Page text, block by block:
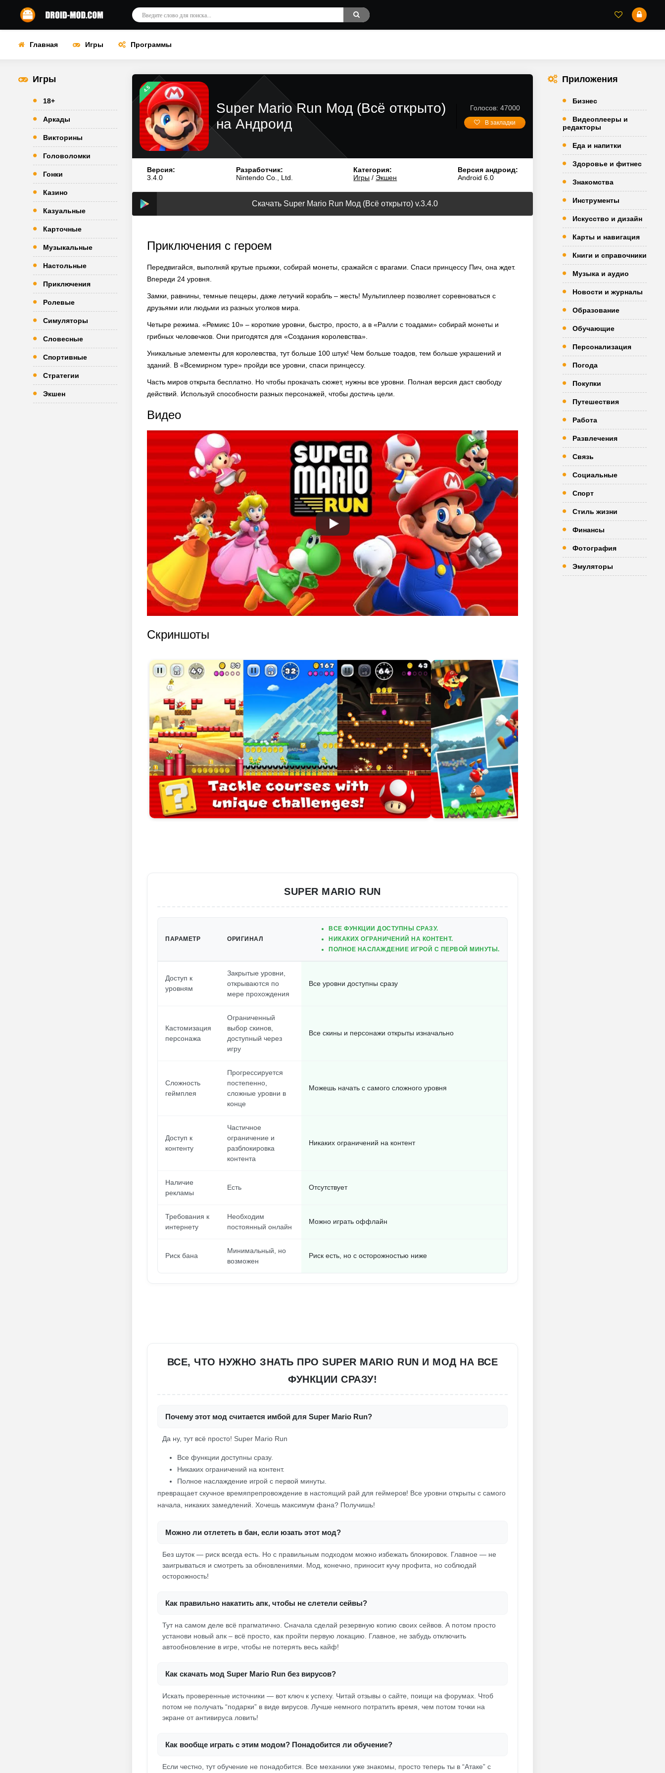
Главная Игры Программы
Игры
18+
Аркады
Викторины
Головоломки
Гонки
Казино
Казуальные
Карточные
Музыкальные
Настольные
Приключения
Ролевые
Симуляторы
Словесные
Спортивные
Стратегии
Экшен
4.5
Super Mario Run Мод (Всё открыто)
на Андроид
Голосов: 47000
В закладки
Версия:
3.4.0
Разработчик:
Nintendo Co., Ltd.
Категория:
Игры / Экшен
Версия андроид:
Android 6.0
Скачать Super Mario Run Мод (Всё открыто) v.3.4.0
Приключения с героем
Передвигайся, выполняй крутые прыжки, собирай монеты, сражайся с врагами. Спаси принцессу Пич, она ждет.
Впереди 24 уровня.
Замки, равнины, темные пещеры, даже летучий корабль – жесть! Мультиплеер позволяет соревноваться с
друзьями или людьми из разных уголков мира.
Четыре режима. «Ремикс 10» – короткие уровни, быстро, просто, а в «Ралли с тоадами» собирай монеты и
грибных человечков. Они пригодятся для «Создания королевства».
Уникальные элементы для королевства, тут больше 100 штук! Чем больше тоадов, тем больше украшений и
зданий. В «Всемирном туре» пройди все уровни, спаси принцессу.
Часть миров открыта бесплатно. Но чтобы прокачать сюжет, нужны все уровни. Полная версия даст свободу
действий. Используй способности разных персонажей, чтобы достичь цели.
Видео
Скриншоты
SUPER MARIO RUN
ПАРАМЕТР ОРИГИНАЛ
ВСЕ ФУНКЦИИ ДОСТУПНЫ СРАЗУ.
НИКАКИХ ОГРАНИЧЕНИЙ НА КОНТЕНТ.
ПОЛНОЕ НАСЛАЖДЕНИЕ ИГРОЙ С ПЕРВОЙ МИНУТЫ.
Доступ к
уровням
Закрытые уровни,
открываются по
мере прохождения
Все уровни доступны сразу
Кастомизация
персонажа
Ограниченный
выбор скинов,
доступный через
игру
Все скины и персонажи открыты изначально
Сложность
геймплея
Прогрессируется
постепенно,
сложные уровни в
конце
Можешь начать с самого сложного уровня
Доступ к
контенту
Частичное
ограничение и
разблокировка
контента
Никаких ограничений на контент
Наличие
рекламы
Есть Отсутствует
Требования к
интернету
Необходим
постоянный онлайн
Можно играть оффлайн
Риск бана
Минимальный, но
возможен
Риск есть, но с осторожностью ниже
ВСЕ, ЧТО НУЖНО ЗНАТЬ ПРО SUPER MARIO RUN И МОД НА ВСЕ
ФУНКЦИИ СРАЗУ!
Почему этот мод считается имбой для Super Mario Run?
Да ну, тут всё просто! Super Mario Run
Все функции доступны сразу.
Никаких ограничений на контент.
Полное наслаждение игрой с первой минуты.
превращает скучное времяпрепровождение в настоящий рай для геймеров! Все уровни открыты с самого
начала, никаких замедлений. Хочешь максимум фана? Получишь!
Можно ли отлететь в бан, если юзать этот мод?
Без шуток — риск всегда есть. Но с правильным подходом можно избежать блокировок. Главное — не
заигрываться и смотреть за обновлениями. Мод, конечно, приносит кучу профита, но соблюдай
осторожность!
Как правильно накатить апк, чтобы не слетели сейвы?
Тут на самом деле всё прагматично. Сначала сделай резервную копию своих сейвов. А потом просто
установи новый апк – всё просто, как пройти первую локацию. Главное, не забудь отключить
автообновление в игре, чтобы не потерять весь кайф!
Как скачать мод Super Mario Run без вирусов?
Искать проверенные источники — вот ключ к успеху. Читай отзывы о сайте, поищи на форумах. Чтоб
потом не получать “подарки” в виде вирусов. Лучше немного потратить время, чем потом точки на
экране от антивируса ловить!
Как вообще играть с этим модом? Понадобится ли обучение?
Если честно, тут обучение не понадобится. Все механики уже знакомы, просто теперь ты в “Атаке” с
Приложения
Бизнес
Видеоплееры и
редакторы
Еда и напитки
Здоровье и фитнес
Знакомства
Инструменты
Искусство и дизайн
Карты и навигация
Книги и справочники
Музыка и аудио
Новости и журналы
Образование
Обучающие
Персонализация
Погода
Покупки
Путешествия
Работа
Развлечения
Связь
Социальные
Спорт
Стиль жизни
Финансы
Фотография
Эмуляторы